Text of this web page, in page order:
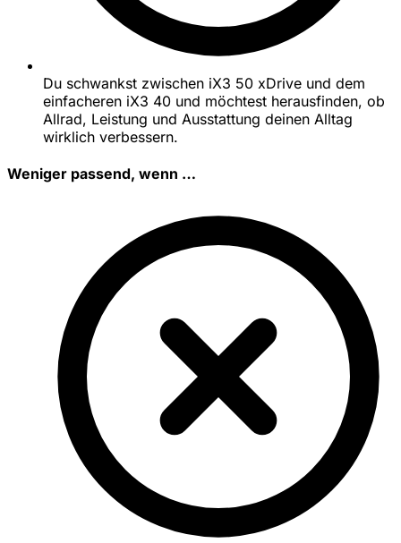
Du schwankst zwischen iX3 50 xDrive und dem
einfacheren iX3 40 und möchtest herausfinden, ob
Allrad, Leistung und Ausstattung deinen Alltag
wirklich verbessern.
Weniger passend, wenn …